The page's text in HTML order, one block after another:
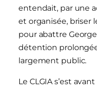
entendait, par une
et organisée, briser
pour abattre
détention
largement public.
Le CLGIA s’est